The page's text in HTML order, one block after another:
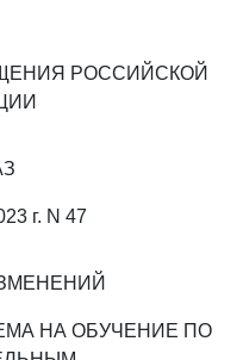
РОССИЙСКОЙ
г. N 47
НА ОБУЧЕНИЕ ПО